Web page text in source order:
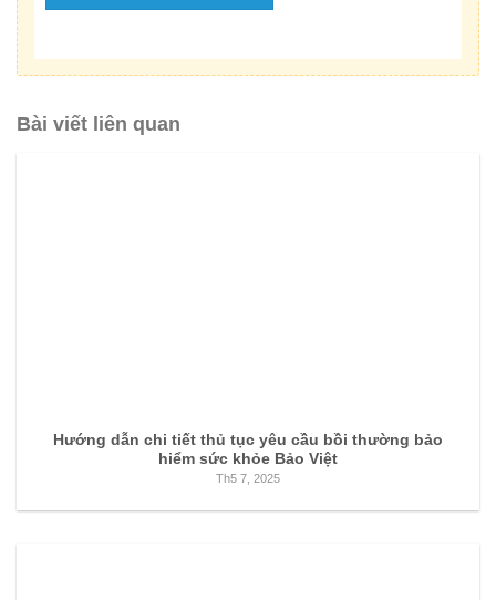
Bài viết liên quan
Hướng dẫn chi tiết thủ tục yêu cầu bồi thường bảo
hiểm sức khỏe Bảo Việt
Th5 7, 2025